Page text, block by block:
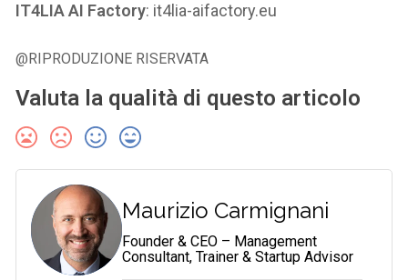
IT4LIA AI Factory: it4lia-aifactory.eu
@RIPRODUZIONE RISERVATA
Valuta la qualità di questo articolo
Maurizio Carmignani
Founder & CEO – Management
Consultant, Trainer & Startup Advisor